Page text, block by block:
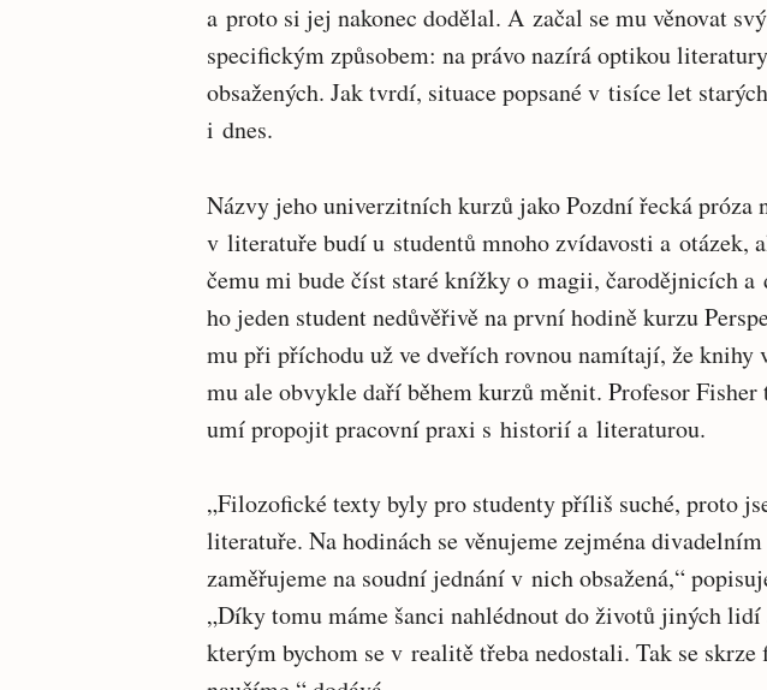
a proto si jej nakonec dodělal. A začal se mu věnovat
specifickým způsobem: na právo nazírá optikou
obsažených. Jak tvrdí, situace popsané v tisíce let
i dnes.
Názvy jeho univerzitních kurzů jako Pozdní řecká próza
v literatuře budí u studentů mnoho zvídavosti a otázek,
čemu mi bude číst staré knížky o magii, čarodějnicích a
ho jeden student nedůvěřivě na první hodině kurzu
mu při příchodu už ve dveřích rovnou namítají, že knihy
mu ale obvykle daří během kurzů měnit. Profesor
umí propojit pracovní praxi s historií a literaturou.
„Filozofické texty byly pro studenty příliš suché, proto
literatuře. Na hodinách se věnujeme zejména
zaměřujeme na soudní jednání v nich obsažená,“
„Díky tomu máme šanci nahlédnout do životů jiných
kterým bychom se v realitě třeba nedostali. Tak se